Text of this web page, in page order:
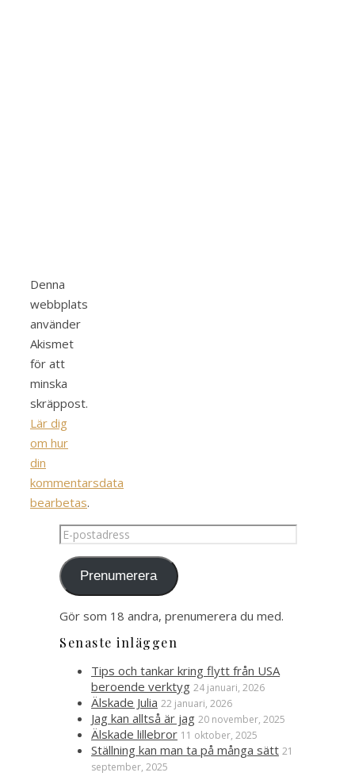
Denna
webbplats
använder
Akismet
för att
minska
skräppost.
Lär dig
om hur
din
kommentarsdata
bearbetas.
E-
postadress
Prenumerera
Gör som 18 andra, prenumerera du med.
Senaste inläggen
Tips och tankar kring flytt från USA
beroende verktyg 24 januari, 2026
Älskade Julia 22 januari, 2026
Jag kan alltså är jag 20 november, 2025
Älskade lillebror 11 oktober, 2025
Ställning kan man ta på många sätt 21
september, 2025